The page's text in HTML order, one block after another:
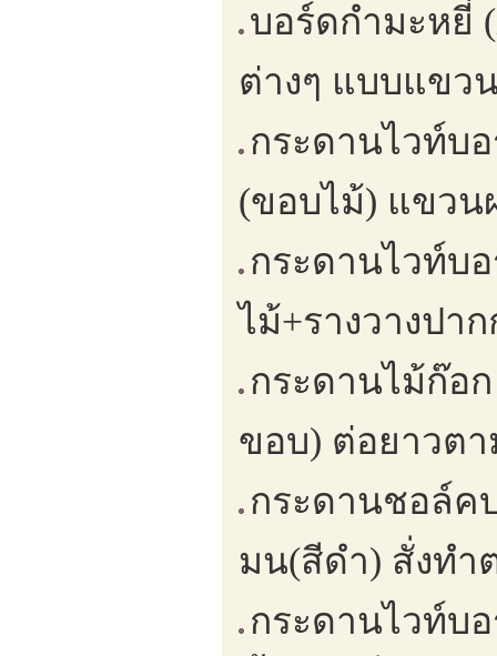
บอร์ดกำมะหยี่
ต่างๆ แบบแขว
กระดานไวท์บ
(ขอบไม้) แขวนผ
กระดานไวท์บ
ไม้+รางวางปาก
กระดานไม้ก๊อ
ขอบ) ต่อยาวตา
กระดานชอล์ค
มน(สีดำ) สั่งทำ
กระดานไวท์บ